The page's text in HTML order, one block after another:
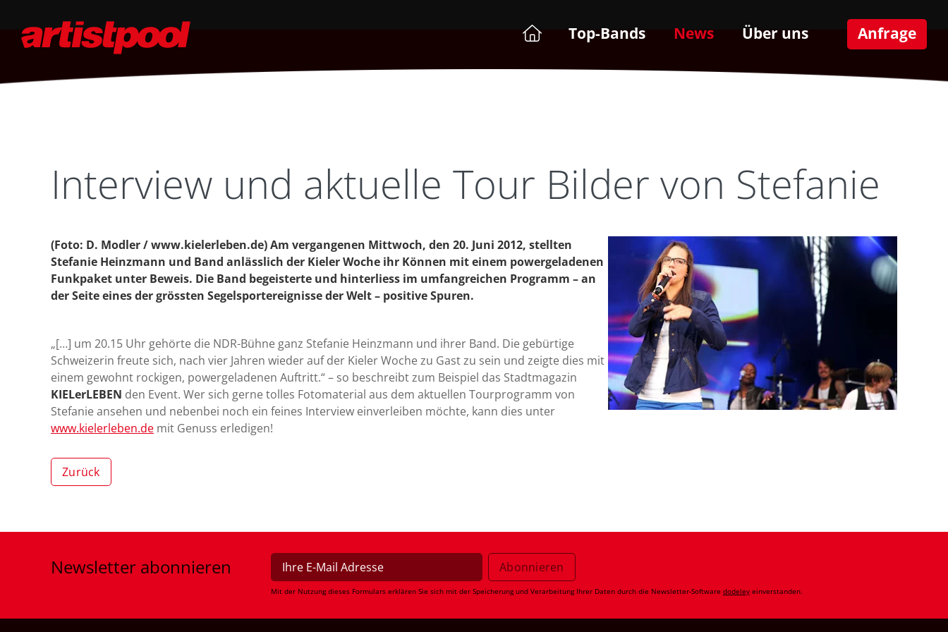
Top-Bands News Über uns Anfrage
Interview und aktuelle Tour Bilder von Stefanie
(Foto: D. Modler / www.kielerleben.de) Am vergangenen Mittwoch, den 20. Juni 2012, stellten
Stefanie Heinzmann und Band anlässlich der Kieler Woche ihr Können mit einem powergeladenen
Funkpaket unter Beweis. Die Band begeisterte und hinterliess im umfangreichen Programm – an
der Seite eines der grössten Segelsportereignisse der Welt – positive Spuren.
„[…] um 20.15 Uhr gehörte die NDR-Bühne ganz Stefanie Heinzmann und ihrer Band. Die gebürtige
Schweizerin freute sich, nach vier Jahren wieder auf der Kieler Woche zu Gast zu sein und zeigte dies mit
einem gewohnt rockigen, powergeladenen Auftritt.“ – so beschreibt zum Beispiel das Stadtmagazin
KIELerLEBEN den Event. Wer sich gerne tolles Fotomaterial aus dem aktuellen Tourprogramm von
Stefanie ansehen und nebenbei noch ein feines Interview einverleiben möchte, kann dies unter
www.kielerleben.de mit Genuss erledigen!
Zurück
Newsletter abonnieren
Mit der Nutzung dieses Formulars erklären Sie sich mit der Speicherung und Verarbeitung Ihrer Daten durch die Newsletter-Software dodeley einverstanden.